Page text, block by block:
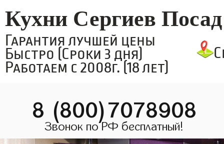
Кухни Сергиев Посад
Гарантия лучшей цены
Быстро (Сроки 3 дня)
Работаем с 2008г. (18 лет)
8 (800)7078908
Звонок по РФ бесплатный!